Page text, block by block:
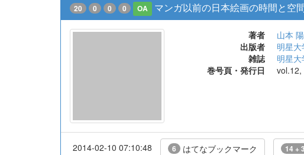
20 0 0 0 OA マンガ以前の日本絵画の時間と空
著者
山本
出版者
明星大
雑誌
明星
巻号頁・発行日
2014-02-10 07:10:48 6 はてなブックマーク 14 +